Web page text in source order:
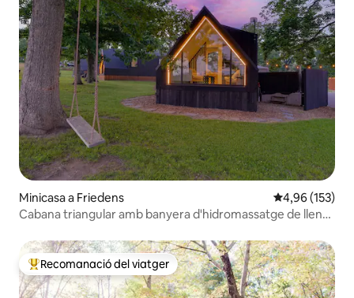
Minicasa a Friedens 4,96 de
4,96 (153)
Cabana triangular amb banyera d'hidromassatge de llenya
Principals recomanacions dels viatgers
Recomanació del viatger